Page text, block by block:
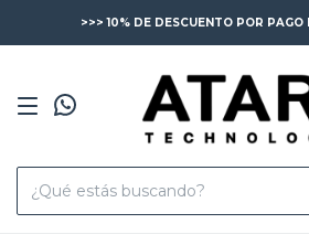
>>> 10% DE DESCUENTO POR PAGO